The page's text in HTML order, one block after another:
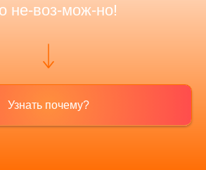
не-воз-мож-но!
Узнать почему?